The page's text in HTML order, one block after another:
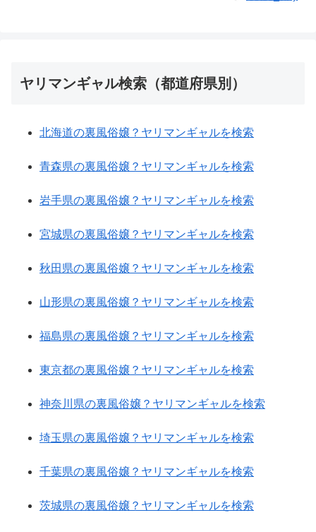
ヤリマンギャル検索（都道府県別）
北海道の裏風俗嬢？ヤリマンギャルを検索
青森県の裏風俗嬢？ヤリマンギャルを検索
岩手県の裏風俗嬢？ヤリマンギャルを検索
宮城県の裏風俗嬢？ヤリマンギャルを検索
秋田県の裏風俗嬢？ヤリマンギャルを検索
山形県の裏風俗嬢？ヤリマンギャルを検索
福島県の裏風俗嬢？ヤリマンギャルを検索
東京都の裏風俗嬢？ヤリマンギャルを検索
神奈川県の裏風俗嬢？ヤリマンギャルを検索
埼玉県の裏風俗嬢？ヤリマンギャルを検索
千葉県の裏風俗嬢？ヤリマンギャルを検索
茨城県の裏風俗嬢？ヤリマンギャルを検索